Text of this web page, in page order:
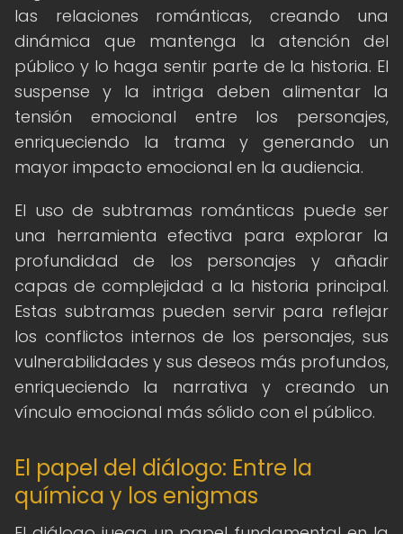
las relaciones románticas, creando una
dinámica que mantenga la atención del
público y lo haga sentir parte de la historia. El
suspense y la intriga deben alimentar la
tensión emocional entre los personajes,
enriqueciendo la trama y generando un
mayor impacto emocional en la audiencia.
El uso de subtramas románticas puede ser
una herramienta efectiva para explorar la
profundidad de los personajes y añadir
capas de complejidad a la historia principal.
Estas subtramas pueden servir para reflejar
los conflictos internos de los personajes, sus
vulnerabilidades y sus deseos más profundos,
enriqueciendo la narrativa y creando un
vínculo emocional más sólido con el público.
El papel del diálogo: Entre la
química y los enigmas